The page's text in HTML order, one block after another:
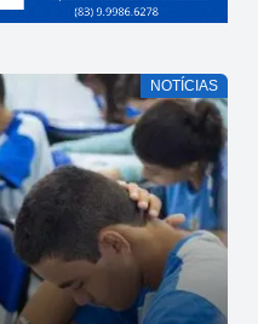
NOTÍCIAS